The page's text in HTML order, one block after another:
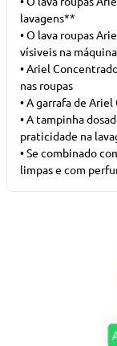
lavagens**
• O lava roupas
vísiveis na
• Ariel
nas roupas
• A garrafa de
• A tampinha
praticidade na
• Se combinado
limpas e com